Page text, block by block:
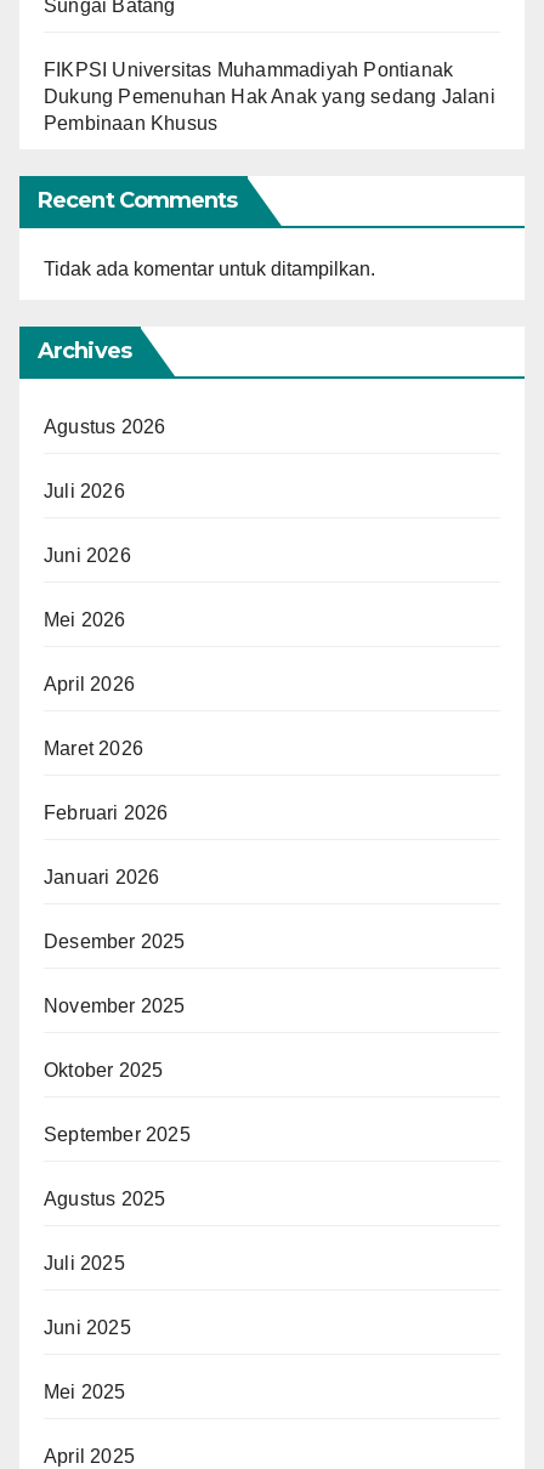
Sungai Batang
FIKPSI Universitas Muhammadiyah Pontianak
Dukung Pemenuhan Hak Anak yang sedang Jalani
Pembinaan Khusus
Recent Comments
Tidak ada komentar untuk ditampilkan.
Archives
Agustus 2026
Juli 2026
Juni 2026
Mei 2026
April 2026
Maret 2026
Februari 2026
Januari 2026
Desember 2025
November 2025
Oktober 2025
September 2025
Agustus 2025
Juli 2025
Juni 2025
Mei 2025
April 2025